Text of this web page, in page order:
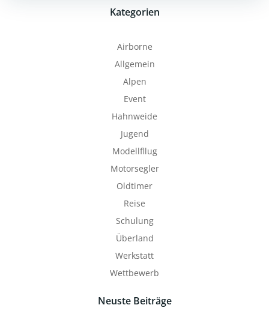
Kategorien
Airborne
Allgemein
Alpen
Event
Hahnweide
Jugend
Modellfllug
Motorsegler
Oldtimer
Reise
Schulung
Überland
Werkstatt
Wettbewerb
Neuste Beiträge